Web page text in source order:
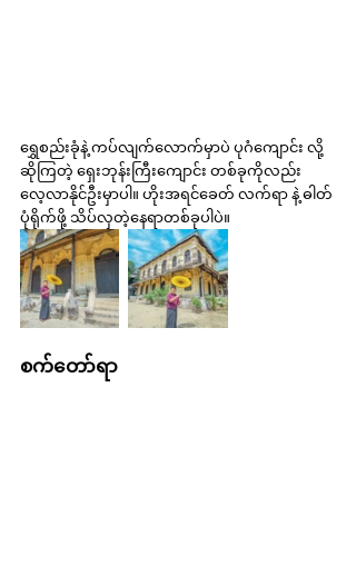
ရွှေစည်းခုံနဲ့ ကပ်လျက်လောက်မှာပဲ ပုဂံကျောင်း လို့
ဆိုကြတဲ့ ရှေးဘုန်းကြီးကျောင်း တစ်ခုကိုလည်း
လေ့လာနိုင်ဦးမှာပါ။ ဟိုးအရင်ခေတ် လက်ရာ နဲ့ ဓါတ်
ပုံရိုက်ဖို့ သိပ်လှတဲ့နေရာတစ်ခုပါပဲ။
စက်တော်ရာ